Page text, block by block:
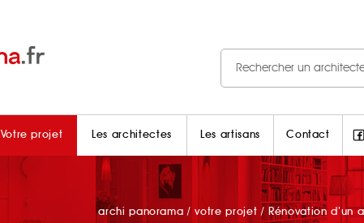
Votre projet Les architectes Les artisans Contact
archi panorama /votre projet / Rénovation d’un